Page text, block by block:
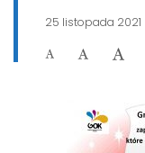
25 listopada 2021